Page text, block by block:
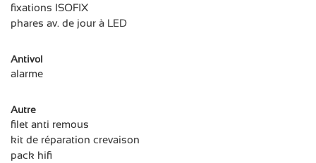
fixations ISOFIX
phares av. de jour à LED
Antivol
alarme
Autre
filet anti remous
kit de réparation crevaison
pack hifi